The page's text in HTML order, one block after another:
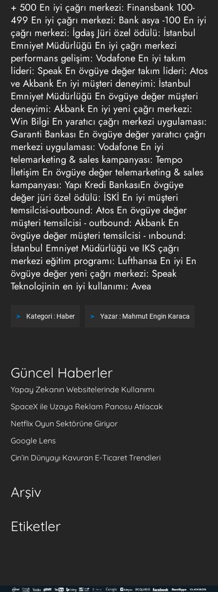
+ 500 En iyi çağrı merkezi: Finansbank 100-
499 En iyi çağrı merkezi: Bank asya -100 En iyi
çağrı merkezi: İgdaş Jüri özel ödülü: İstanbul
Emniyet Müdürlüğü En iyi çağrı merkezi
performans gelişim: Vodafone En iyi takım
lideri: Speak En övgüye değer takım lideri: Atos
ve Akbank En iyi müşteri deneyimi: İstanbul
Emniyet Müdürlüğü En övgüye değer müşteri
deneyimi: Akbank En iyi yeni çağrı merkezi:
Win Bilgi En yaratıcı çağrı merkezi uygulaması:
Garanti Bankası En övgüye değer yaratıcı çağrı
merkezi uygulaması: Vodafone En iyi
telemarketing & sales kampanyası: Tempo
İletişim En övgüye değer telemarketing & sales
kampanyası: Yapı Kredi BankasıEn övgüye
değer jüri özel ödülü: İSKİ En iyi müşteri
temsilcisi-outbound: Atos En övgüye değer
müşteri temsilcisi - outbound: Akbank En
övgüye değer müşteri temsilcisi - ınbound:
İstanbul Emniyet Müdürlüğü ve IKS çağrı
merkezi eğitim programı: Lufthansa En iyi En
övgüye değer yeni çağrı merkezi: Speak
Teknolojinin en iyi kullanımı: Avea
Kategori : Haber Yazar : Mahmut Engin Karaca
Güncel Haberler
Yapay Zekanın Websitelerinde Kullanımı
SpaceX ile Uzaya Reklam Panosu Atılacak
Netflix Oyun Sektörüne Giriyor
Google Lens
Çin’in Dünyayı Kavuran E-Ticaret Trendleri
Arşiv
Etiketler